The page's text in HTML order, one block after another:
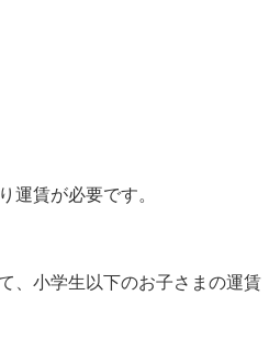
運賃が必要です。
、小学生以下のお子さまの運賃